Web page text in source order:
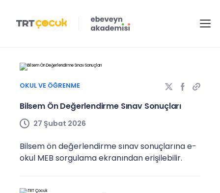
OKUL VE ÖĞRENME
Bilsem Ön Değerlendirme Sınav Sonuçları
27 Şubat 2026
Bilsem ön değerlendirme sınav sonuçlarına e-
okul MEB sorgulama ekranından erişilebilir.